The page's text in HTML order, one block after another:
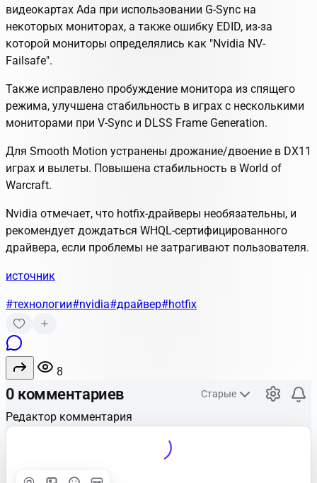
видеокартах Ada при использовании G-Sync на
некоторых мониторах, а также ошибку EDID, из-за
которой мониторы определялись как "Nvidia NV-
Failsafe".
Также исправлено пробуждение монитора из спящего
режима, улучшена стабильность в играх с несколькими
мониторами при V-Sync и DLSS Frame Generation.
Для Smooth Motion устранены дрожание/двоение в DX11
играх и вылеты. Повышена стабильность в World of
Warcraft.
Nvidia отмечает, что hotfix-драйверы необязательны, и
рекомендует дождаться WHQL-сертифицированного
драйвера, если проблемы не затрагивают пользователя.
источник
#технологии#nvidia#драйвер#hotfix
8
0 комментариев Старые
Редактор комментария